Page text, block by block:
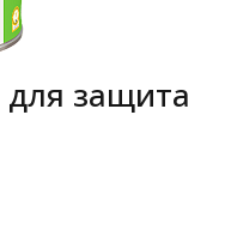
для защита